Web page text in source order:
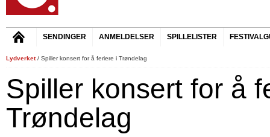
SENDINGER ANMELDELSER SPILLELISTER
Lydverket/ Spiller konsert for å feriere i Trøndelag
Spiller konsert for å
Trøndelag